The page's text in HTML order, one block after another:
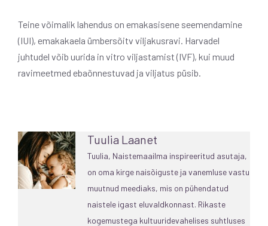
Teine võimalik lahendus on emakasisene seemendamine
(IUI), emakakaela ümbersõitv viljakusravi. Harvadel
juhtudel võib uurida in vitro viljastamist (IVF), kui muud
ravimeetmed ebaõnnestuvad ja viljatus püsib.
Tuulia Laanet
Tuulia, Naistemaailma inspireeritud asutaja,
on oma kirge naisõiguste ja vanemluse vastu
muutnud meediaks, mis on pühendatud
naistele igast eluvaldkonnast. Rikaste
kogemustega kultuuridevahelises suhtluses